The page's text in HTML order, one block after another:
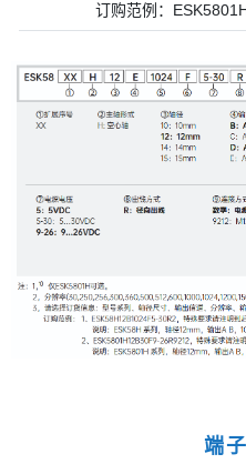
订购范例：
端